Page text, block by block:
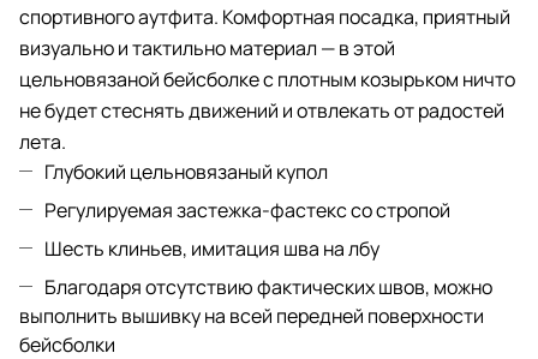
спортивного аутфита. Комфортная посадка, приятный
визуально и тактильно материал — в этой
цельновязаной бейсболке с плотным козырьком ничто
не будет стеснять движений и отвлекать от радостей
лета.
Глубокий цельновязаный купол
Регулируемая застежка-фастекс со стропой
Шесть клиньев, имитация шва на лбу
Благодаря отсутствию фактических швов, можно
выполнить вышивку на всей передней поверхности
бейсболки